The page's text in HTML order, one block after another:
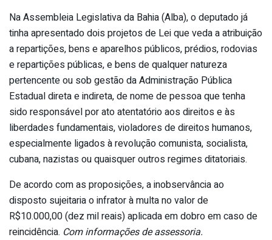
Na Assembleia Legislativa da Bahia (Alba), o deputado já
tinha apresentado dois projetos de Lei que veda a atribuição
a repartições, bens e aparelhos públicos, prédios, rodovias
e repartições públicas, e bens de qualquer natureza
pertencente ou sob gestão da Administração Pública
Estadual direta e indireta, de nome de pessoa que tenha
sido responsável por ato atentatório aos direitos e às
liberdades fundamentais, violadores de direitos humanos,
especialmente ligados à revolução comunista, socialista,
cubana, nazistas ou quaisquer outros regimes ditatoriais.
De acordo com as proposições, a inobservância ao
disposto sujeitaria o infrator à multa no valor de
R$10.000,00 (dez mil reais) aplicada em dobro em caso de
reincidência. Com informações de assessoria.